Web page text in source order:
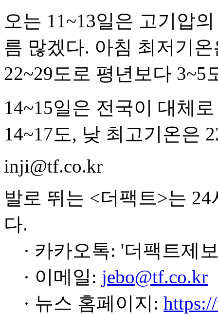
오는 11~13일은 고기압
름 많겠다. 아침 최저기
22~29도로 평년보다 3~5
14~15일은 전국이 대체
14~17도, 낮 최고기온은
inji@tf.co.kr
발로 뛰는 <더팩트>는
다.
· 카카오톡: '더팩트제
· 이메일: jebo@tf.co.kr
· 뉴스 홈페이지: